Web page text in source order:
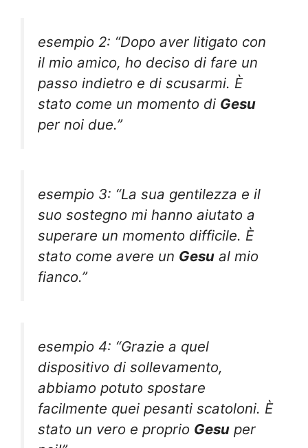
esempio 2: “Dopo aver litigato con
il mio amico, ho deciso di fare un
passo indietro e di scusarmi. È
stato come un momento di Gesu
per noi due.”
esempio 3: “La sua gentilezza e il
suo sostegno mi hanno aiutato a
superare un momento difficile. È
stato come avere un Gesu al mio
fianco.”
esempio 4: “Grazie a quel
dispositivo di sollevamento,
abbiamo potuto spostare
facilmente quei pesanti scatoloni. È
stato un vero e proprio Gesu per